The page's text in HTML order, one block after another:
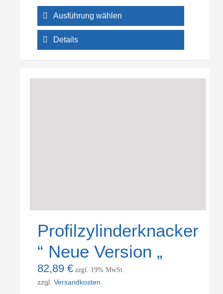
Ausführung wählen
Details
Profilzylinderknacker
“ Neue Version „
82,89 € zzgl. 19% MwSt.
zzgl. Versandkosten